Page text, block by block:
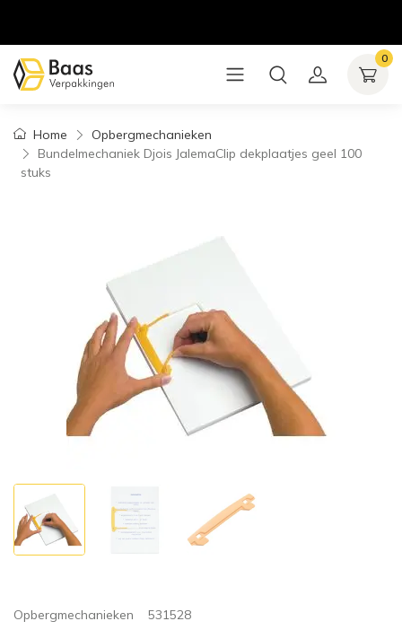
0
Home
Opbergmechanieken
Bundelmechaniek Djois JalemaClip dekplaatjes geel 100
stuks
Opbergmechanieken 531528